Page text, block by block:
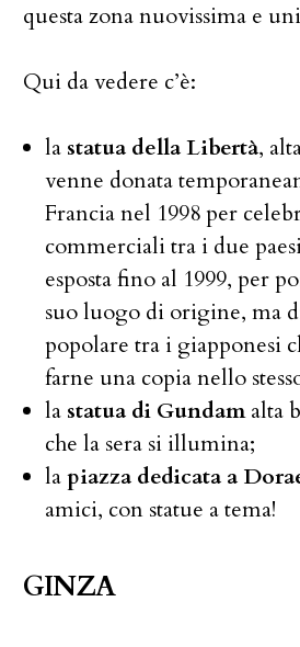
questa zona nuovissima e
Qui da vedere c’è:
la statua della Libertà,
venne donata
Francia nel 1998 per
commerciali tra i due
esposta fino al 1999, per
suo luogo di origine, ma
popolare tra i giapponesi
farne una copia nello
la statua di Gundamalta
che la sera si illumina;
lapiazza dedicata a
amici, con statue a tema!
GINZA